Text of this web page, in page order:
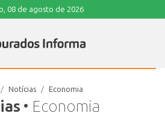
08 de agosto de 2026
• Economia
Notícias Economia